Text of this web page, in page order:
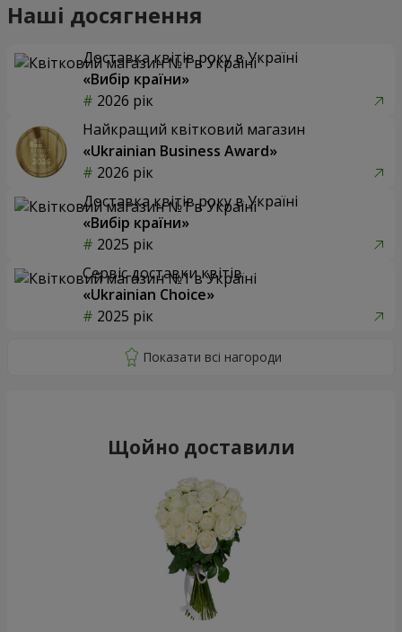
Наші досягнення
Доставка квітів року в Україні
«Вибір країни»
2026 рік
Найкращий квітковий магазин
«Ukrainian Business Award»
2026 рік
Доставка квітів року в Україні
«Вибір країни»
2025 рік
Сервіс доставки квітів
«Ukrainian Choice»
2025 рік
Щойно доставили